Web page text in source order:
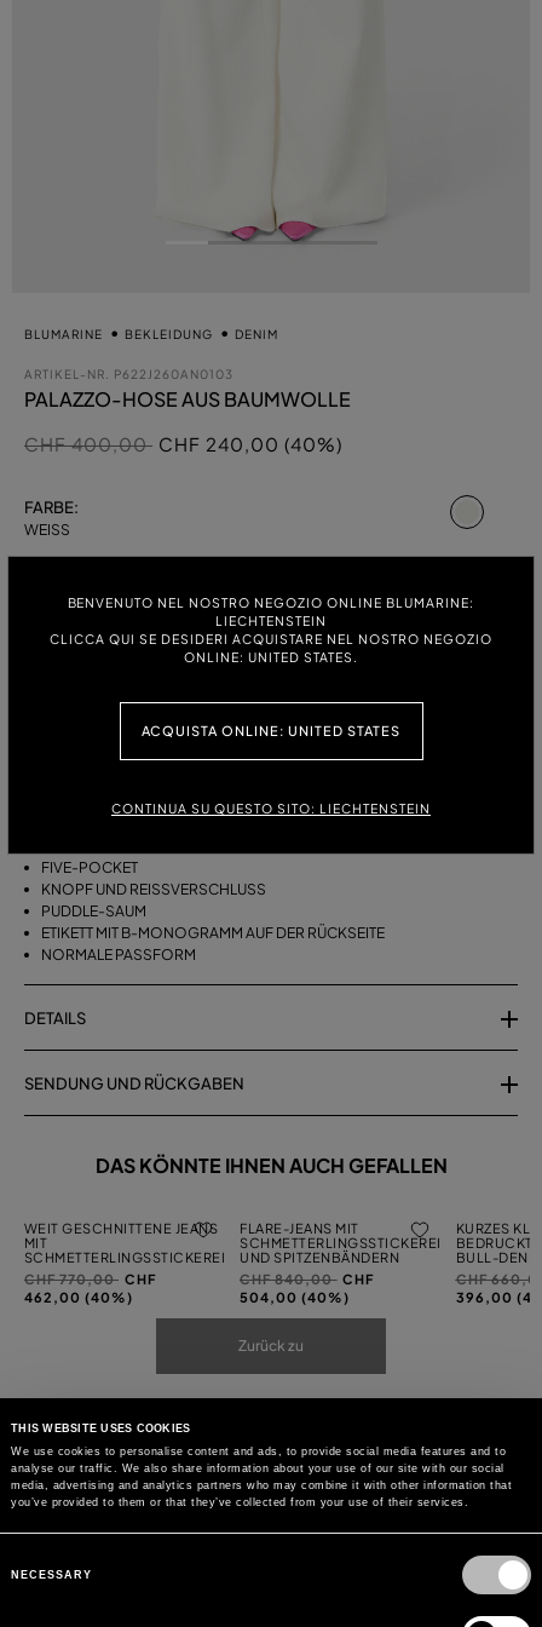
THIS WEBSITE USES COOKIES
We use cookies to personalise content and ads, to provide social media features and to
analyse our traffic. We also share information about your use of our site with our social
media, advertising and analytics partners who may combine it with other information that
you’ve provided to them or that they’ve collected from your use of their services.
Selection
NECESSARY
BENVENUTO NEL NOSTRO NEGOZIO ONLINE BLUMARINE:
LIECHTENSTEIN
CLICCA QUI SE DESIDERI ACQUISTARE NEL NOSTRO NEGOZIO
ONLINE: UNITED STATES.
ACQUISTA ONLINE: UNITED STATES
CONTINUA SU QUESTO SITO: LIECHTENSTEIN
BLUMARINE BEKLEIDUNG DENIM
ARTIKEL-NR. P622J260AN0103
PALAZZO-HOSE AUS BAUMWOLLE
Preis reduziert von
CHF 400,00auf
CHF 240,00 (40%)
FARBE:
WEISS
46
FIVE-POCKET-HOSE AUS BAUMWOLLE IM PALAZZO-SCHNITT MIT
FIVE-POCKET
KNOPF UND REISSVERSCHLUSS
PUDDLE-SAUM
ETIKETT MIT B-MONOGRAMM AUF DER RÜCKSEITE
NORMALE PASSFORM
DETAILS
SENDUNG UND RÜCKGABEN
DAS KÖNNTE IHNEN AUCH GEFALLEN
WEIT GESCHNITTENE JEANS
MIT
SCHMETTERLINGSSTICKEREI
Preis
reduziert
CHF 770,00auf
CHF
462,00 (40%)
FLARE-JEANS MIT
SCHMETTERLINGSSTICKEREI
UND SPITZENBÄNDERN
Preis
reduziert
CHF 840,00auf
CHF
504,00 (40%)
KURZES
BULL-
Preis
reduziert
CHF
396,00
Zurück zu